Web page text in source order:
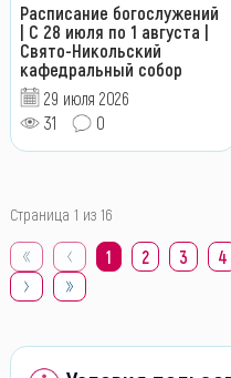
Расписание богослужений
| С 28 июля по 1 августа |
Свято-Никольский
кафедральный собор
29 июля 2026
31
0
Страница 1 из 16
1 2 3 4